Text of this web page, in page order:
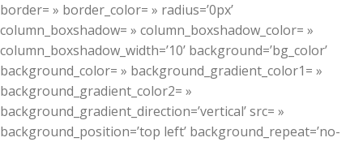
border= » border_color= » radius=’0px’
column_boxshadow= » column_boxshadow_color= »
column_boxshadow_width=’10’ background=’bg_color’
background_color= » background_gradient_color1= »
background_gradient_color2= »
background_gradient_direction=’vertical’ src= »
background_position=’top left’ background_repeat=’no-